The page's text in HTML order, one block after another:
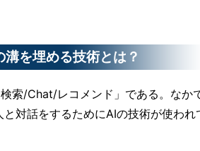
を埋める技術とは？
索/Chat/レコメンド」である。なか
対話をするためにAIの技術が使われ